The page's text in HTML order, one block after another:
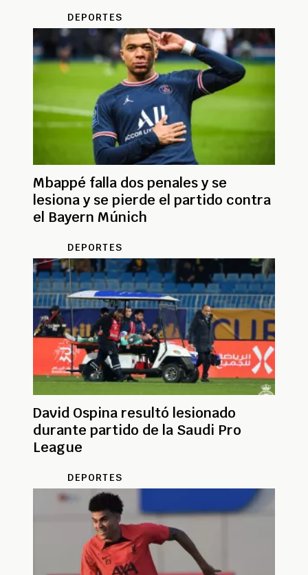
DEPORTES
Mbappé falla dos penales y se
lesiona y se pierde el partido contra
el Bayern Múnich
DEPORTES
David Ospina resultó lesionado
durante partido de la Saudi Pro
League
DEPORTES